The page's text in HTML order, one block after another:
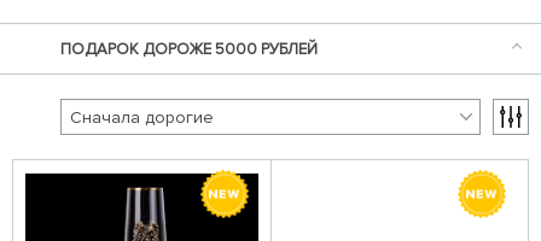
ПОДАРОК ДОРОЖЕ 5000 РУБЛЕЙ